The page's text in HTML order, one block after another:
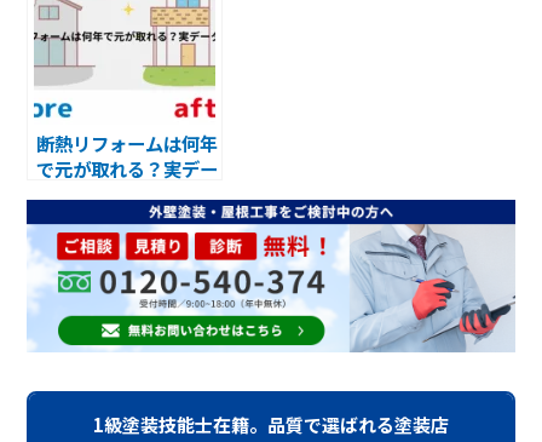
断熱リフォームは何年
で元が取れる？実デー
タで検証
1級塗装技能士在籍。品質で選ばれる塗装店